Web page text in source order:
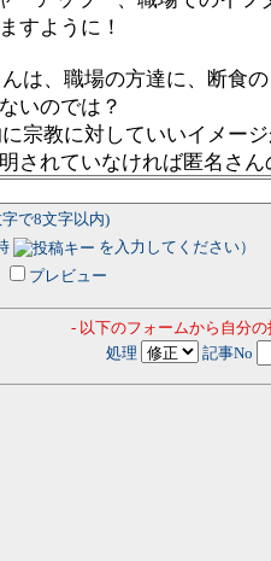
で8文字以内)
を入力してください）
プレビュー
- 以下のフォームから自分
処理
記事No